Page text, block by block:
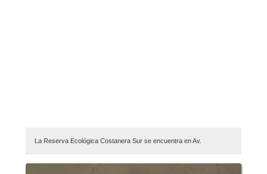
La Reserva Ecológica Costanera Sur se encuentra en Av.